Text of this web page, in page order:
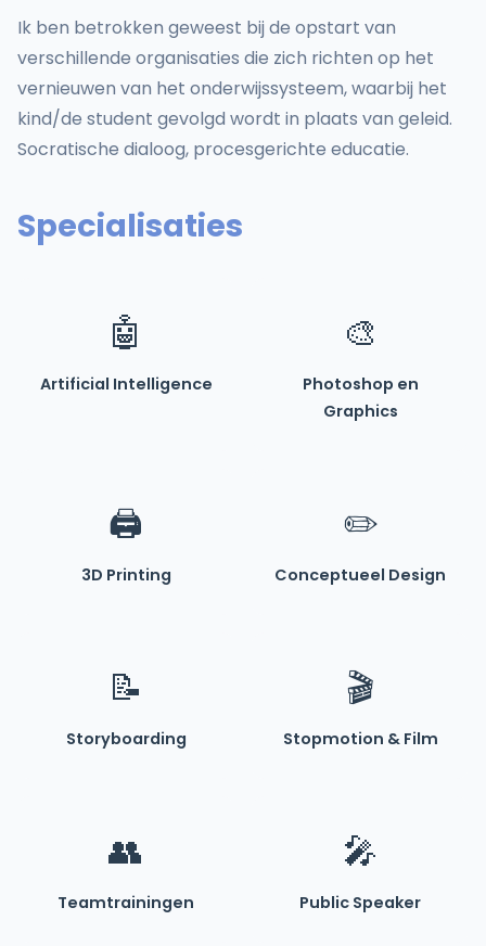
Ik ben betrokken geweest bij de opstart van
verschillende organisaties die zich richten op het
vernieuwen van het onderwijssysteem, waarbij het
kind/de student gevolgd wordt in plaats van geleid.
Socratische dialoog, procesgerichte educatie.
Specialisaties
🤖
Artificial Intelligence
🎨
Photoshop en
Graphics
🖨️
3D Printing
✏️
Conceptueel Design
📝
Storyboarding
🎬
Stopmotion & Film
👥
Teamtrainingen
🎤
Public Speaker